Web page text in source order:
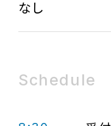
なし
Schedule